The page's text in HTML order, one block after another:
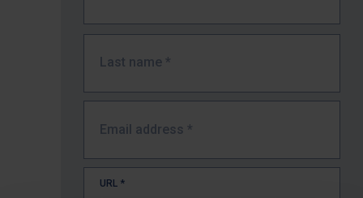
Last name *
Email address *
URL *